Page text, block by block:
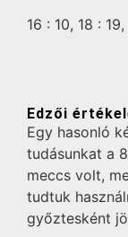
16 : 10, 18 : 19,
Edzői
Egy hasonló
tudásunkat a
meccs volt,
tudtuk
győztesként